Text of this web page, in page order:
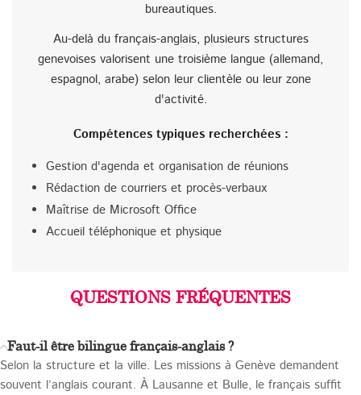
bureautiques.
Au-delà du français-anglais, plusieurs structures
genevoises valorisent une troisième langue (allemand,
espagnol, arabe) selon leur clientèle ou leur zone
d'activité.
Compétences typiques recherchées :
Gestion d'agenda et organisation de réunions
Rédaction de courriers et procès-verbaux
Maîtrise de Microsoft Office
Accueil téléphonique et physique
QUESTIONS FRÉQUENTES
Faut-il être bilingue français-anglais ?
Selon la structure et la ville. Les missions à Genève demandent
souvent l’anglais courant. À Lausanne et Bulle, le français suffit